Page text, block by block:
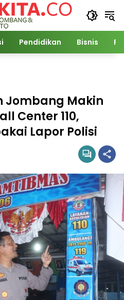
Pendidikan Bisnis
Jombang Makin
Center 110,
Lapor Polisi